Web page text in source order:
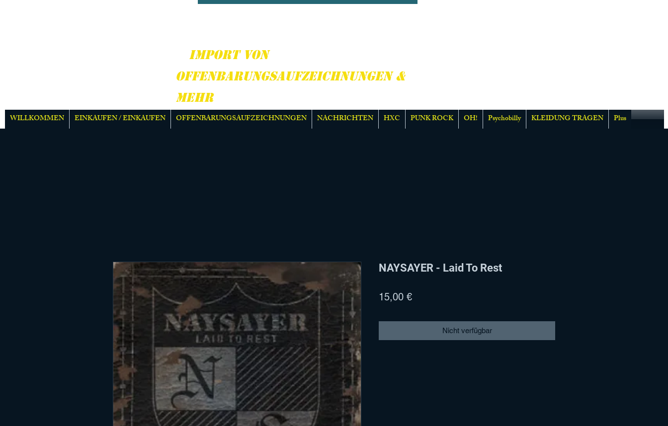
IMPORT VON
OFFENBARUNGSAUFZEICHNUNGEN &
MEHR
WILLKOMMEN EINKAUFEN / EINKAUFEN OFFENBARUNGSAUFZEICHNUNGEN NACHRICHTEN HXC PUNK ROCK OH! Psychobilly KLEIDUNG TRAGEN Plus
NAYSAYER - Laid To Rest
15,00 €Preis
Nicht verfügbar